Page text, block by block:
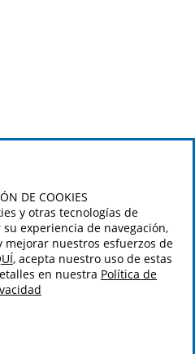
DE COOKIES
y otras tecnologías de
experiencia de navegación,
nuestros esfuerzos de
, acepta nuestro uso de estas
en nuestra Política de